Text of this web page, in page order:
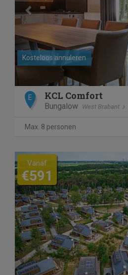
Kosteloos annuleren
E KCL Comfort
Bungalow West Brabant
Max. 8 personen
Vanaf
€591